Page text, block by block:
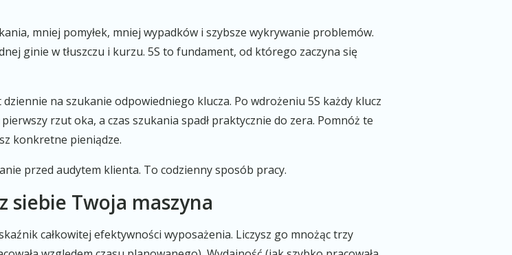
mniej pomyłek, mniej wypadków i szybsze wykrywanie problemów.
ginie w tłuszczu i kurzu. 5S to fundament, od którego zaczyna się
na szukanie odpowiedniego klucza. Po wdrożeniu 5S każdy klucz
rzut oka, a czas szukania spadł praktycznie do zera. Pomnóż te
konkretne pieniądze.
przed audytem klienta. To codzienny sposób pracy.
siebie Twoja maszyna
całkowitej efektywności wyposażenia. Liczysz go mnożąc trzy